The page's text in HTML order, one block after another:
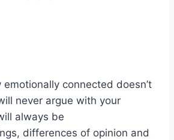
emotionally connected doesn’t
never argue with your
always be
differences of opinion and